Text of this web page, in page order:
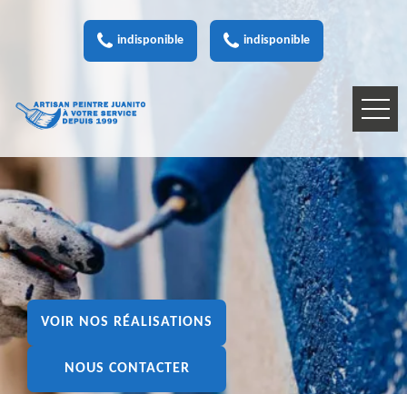
indisponible indisponible
VOIR NOS RÉALISATIONS
NOUS CONTACTER